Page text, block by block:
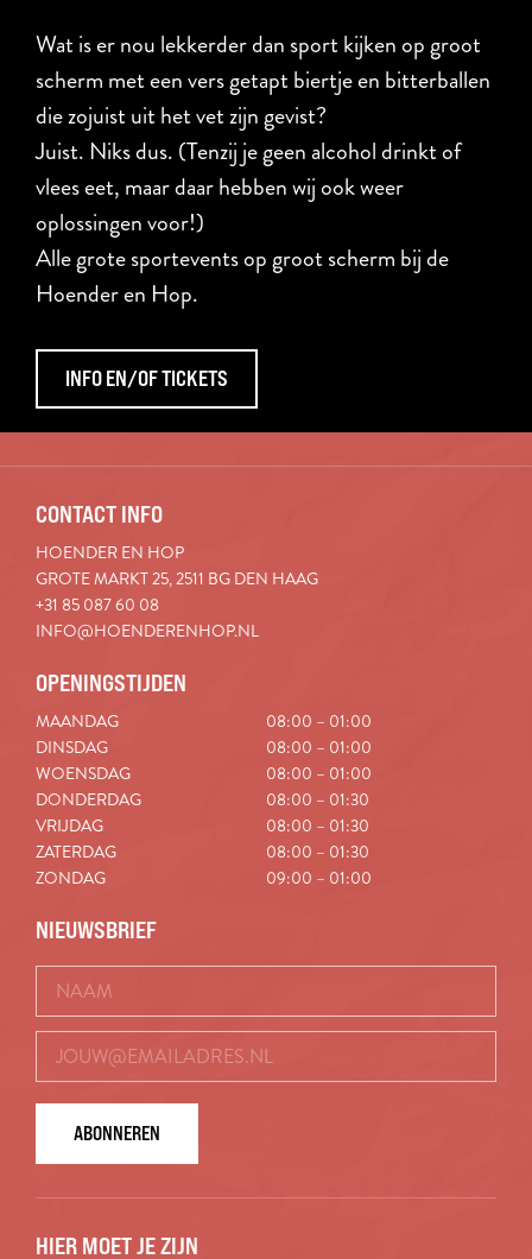
Wat is er nou lekkerder dan sport kijken op groot
scherm met een vers getapt biertje en bitterballen
die zojuist uit het vet zijn gevist?
Juist. Niks dus. (Tenzij je geen alcohol drinkt of
vlees eet, maar daar hebben wij ook weer
oplossingen voor!)
Alle grote sportevents op groot scherm bij de
Hoender en Hop.
INFO EN/OF TICKETS
CONTACT INFO
HOENDER EN HOP
GROTE MARKT 25, 2511 BG DEN HAAG
+31 85 087 60 08
INFO@HOENDERENHOP.NL
OPENINGSTIJDEN
MAANDAG
08:00 – 01:00
DINSDAG
08:00 – 01:00
WOENSDAG
08:00 – 01:00
DONDERDAG
08:00 – 01:30
VRIJDAG
08:00 – 01:30
ZATERDAG
08:00 – 01:30
ZONDAG
09:00 – 01:00
NIEUWSBRIEF
ABONNEREN
HIER MOET JE ZIJN